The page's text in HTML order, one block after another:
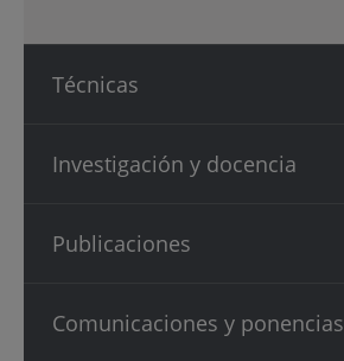
Técnicas
Investigación y docencia
Publicaciones
Comunicaciones y ponencias